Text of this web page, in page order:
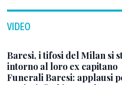
VIDEO
Baresi, i tifosi del Milan si
intorno al loro ex capitano
Funerali Baresi: applausi